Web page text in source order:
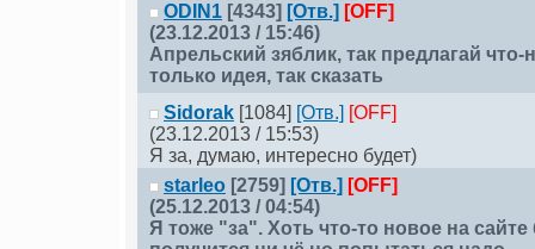
ODIN1 [4343] [Отв.] [OFF]
(23.12.2013 / 15:46)
Апрельский зяблик, так предлагай
только идея, так сказать
Sidorak [1084] [Отв.] [OFF]
(23.12.2013 / 15:53)
Я за, думаю, интересно будет)
starleо [2759] [Отв.] [OFF]
(25.12.2013 / 04:54)
Я тоже "за". Хоть что-то новое на